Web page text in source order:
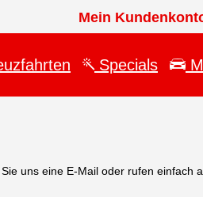
Mein
Specials
uns eine E-Mail oder rufen einfach